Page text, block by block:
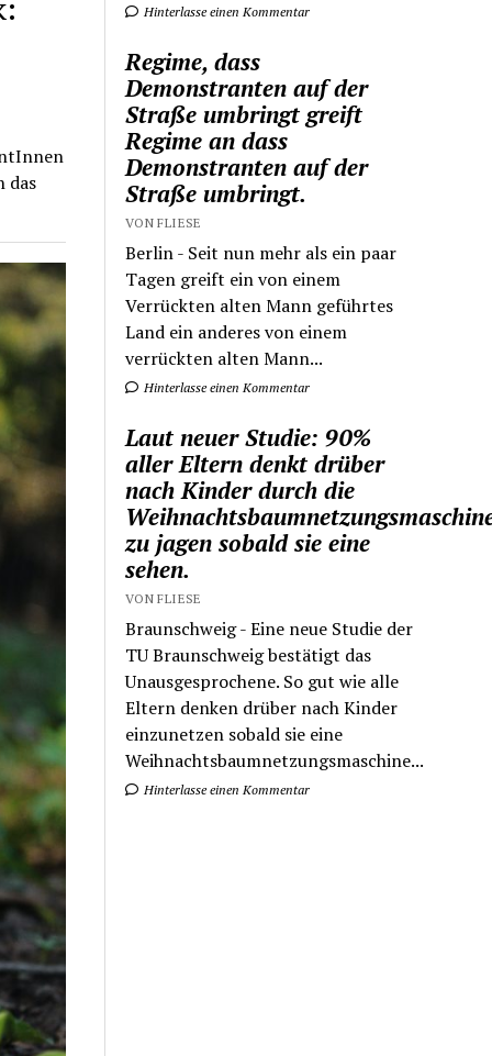
das
Hinterlasse einen Kommentar
Regime, dass
Demonstranten auf der
Straße umbringt greift
Regime an dass
Demonstranten auf der
Straße umbringt.
VON FLIESE
Berlin - Seit nun mehr als ein paar
Tagen greift ein von einem
Verrückten alten Mann geführtes
Land ein anderes von einem
verrückten alten Mann...
Hinterlasse einen Kommentar
Laut neuer Studie: 90%
aller Eltern denkt drüber
nach Kinder durch die
zu jagen sobald sie eine
sehen.
VON FLIESE
Braunschweig - Eine neue Studie der
TU Braunschweig bestätigt das
Unausgesprochene. So gut wie alle
Eltern denken drüber nach Kinder
einzunetzen sobald sie eine
Weihnachtsbaumnetzungsmaschine...
Hinterlasse einen Kommentar